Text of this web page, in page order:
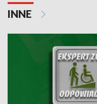
INNE